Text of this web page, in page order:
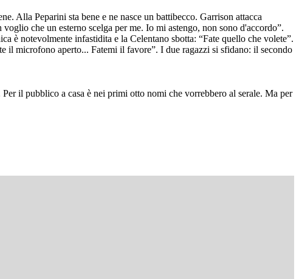
Alla Peparini sta bene e ne nasce un battibecco. Garrison attacca
che un esterno scelga per me. Io mi astengo, non sono d'accordo”.
è notevolmente infastidita e la Celentano sbotta: “Fate quello che volete”.
il microfono aperto... Fatemi il favore”. I due ragazzi si sfidano: il secondo
il pubblico a casa è nei primi otto nomi che vorrebbero al serale. Ma per